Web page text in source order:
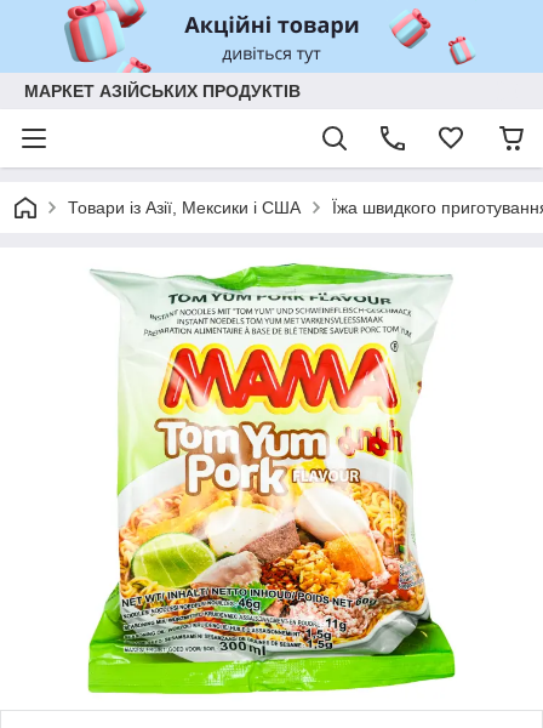
МАРКЕТ АЗІЙСЬКИХ ПРОДУКТІВ
Товари із Азії, Мексики і США Їжа швидкого